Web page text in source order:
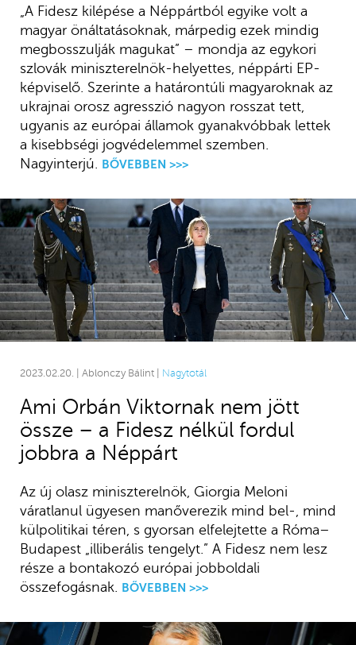
„A Fidesz kilépése a Néppártból egyike volt a
magyar önáltatásoknak, márpedig ezek mindig
megbosszulják magukat” – mondja az egykori
szlovák miniszterelnök-helyettes, néppárti EP-
képviselő. Szerinte a határontúli magyaroknak az
ukrajnai orosz agresszió nagyon rosszat tett,
ugyanis az európai államok gyanakvóbbak lettek
a kisebbségi jogvédelemmel szemben.
Nagyinterjú.
BŐVEBBEN >>>
2023.02.20. | Ablonczy Bálint | Nagytotál
Ami Orbán Viktornak nem jött
össze – a Fidesz nélkül fordul
jobbra a Néppárt
Az új olasz miniszterelnök, Giorgia Meloni
váratlanul ügyesen manőverezik mind bel-, mind
külpolitikai téren, s gyorsan elfelejtette a Róma–
Budapest „illiberális tengelyt.” A Fidesz nem lesz
része a bontakozó európai jobboldali
összefogásnak. BŐVEBBEN >>>